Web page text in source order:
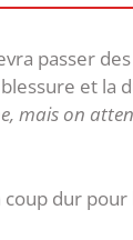
passer
et la
mais on
dur